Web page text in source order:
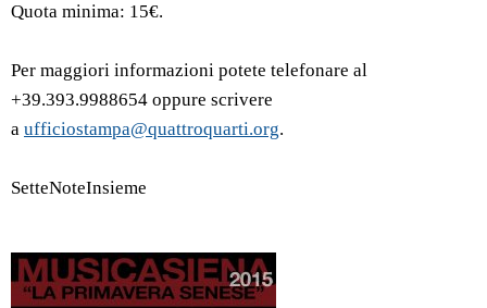
Quota minima: 15€.
Per maggiori informazioni potete telefonare al
+39.393.9988654 oppure scrivere
a ufficiostampa@quattroquarti.org.
SetteNoteInsieme